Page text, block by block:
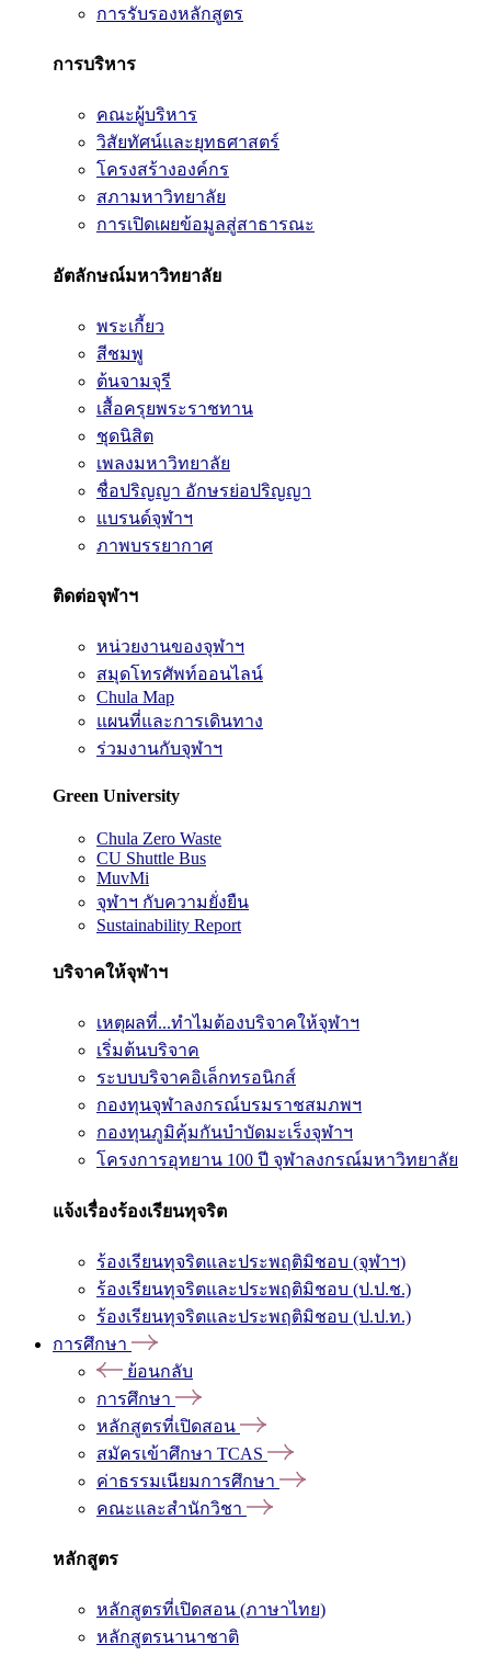
การรับรองหลักสูตร
การบริหาร
คณะผู้บริหาร
วิสัยทัศน์และยุทธศาสตร์
โครงสร้างองค์กร
สภามหาวิทยาลัย
การเปิดเผยข้อมูลสู่สาธารณะ
อัตลักษณ์มหาวิทยาลัย
พระเกี้ยว
สีชมพู
ต้นจามจุรี
เสื้อครุยพระราชทาน
ชุดนิสิต
เพลงมหาวิทยาลัย
ชื่อปริญญา อักษรย่อปริญญา
แบรนด์จุฬาฯ
ภาพบรรยากาศ
ติดต่อจุฬาฯ
หน่วยงานของจุฬาฯ
สมุดโทรศัพท์ออนไลน์
Chula Map
แผนที่และการเดินทาง
ร่วมงานกับจุฬาฯ
Green University
Chula Zero Waste
CU Shuttle Bus
MuvMi
จุฬาฯ กับความยั่งยืน
Sustainability Report
บริจาคให้จุฬาฯ
เหตุผลที่...ทำไมต้องบริจาคให้จุฬาฯ
เริ่มต้นบริจาค
ระบบบริจาคอิเล็กทรอนิกส์
กองทุนจุฬาลงกรณ์บรมราชสมภพฯ
กองทุนภูมิคุ้มกันบำบัดมะเร็งจุฬาฯ
โครงการอุทยาน 100 ปี จุฬาลงกรณ์มหาวิทยาลัย
แจ้งเรื่องร้องเรียนทุจริต
ร้องเรียนทุจริตและประพฤติมิชอบ (จุฬาฯ)
ร้องเรียนทุจริตและประพฤติมิชอบ (ป.ป.ช.)
ร้องเรียนทุจริตและประพฤติมิชอบ (ป.ป.ท.)
การศึกษา
ย้อนกลับ
การศึกษา
หลักสูตรที่เปิดสอน
สมัครเข้าศึกษา TCAS
ค่าธรรมเนียมการศึกษา
คณะและสำนักวิชา
หลักสูตร
หลักสูตรที่เปิดสอน (ภาษาไทย)
หลักสูตรนานาชาติ